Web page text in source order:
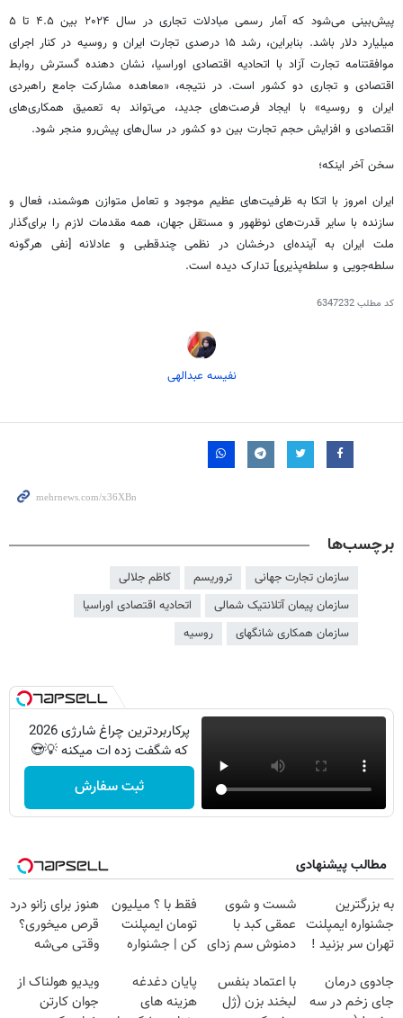
پیش‌بینی می‌شود که آمار رسمی مبادلات تجاری در سال ۲۰۲۴ بین ۴.۵ تا ۵
میلیارد دلار باشد. بنابراین، رشد ۱۵ درصدی تجارت ایران و روسیه در کنار اجرای
موافقتنامه تجارت آزاد با اتحادیه اقتصادی اوراسیا، نشان دهنده گسترش روابط
اقتصادی و تجاری دو کشور است. در نتیجه، «معاهده مشارکت جامع راهبردی
ایران و روسیه» با ایجاد فرصت‌های جدید، می‌تواند به تعمیق همکاری‌های
اقتصادی و افزایش حجم تجارت بین دو کشور در سال‌های پیش‌رو منجر شود.
سخن آخر اینکه؛
ایران امروز با اتکا به ظرفیت‌های عظیم موجود و تعامل متوازن هوشمند، فعال و
سازنده با سایر قدرت‌های نوظهور و مستقل جهان، همه مقدمات لازم را برای‌گذار
ملت ایران به آینده‌ای درخشان در نظمی چندقطبی و عادلانه [نفی هرگونه
سلطه‌جویی و سلطه‌پذیری] تدارک دیده است.
کد مطلب6347232
نفیسه عبدالهی
برچسب‌ها
سازمان تجارت جهانی تروریسم
کاظم جلالی
سازمان پیمان آتلانتیک شمالی
اتحادیه اقتصادی اوراسیا
سازمان همکاری شانگهای
روسیه
پرکاربردترین چراغ شارژی 2026
که شگفت زده ات میکنه 💡😍
ثبت سفارش
مطالب پیشنهادی
به بزرگترین
جشنواره ایمپلنت
تهران سر بزنید !
میلیون !
شست و شوی
عمقی کبد با
دمنوش سم زدای
فقط با ؟ میلیون
تومان ایمپلنت
کن | جشنواره
هنوز برای زانو درد
قرص میخوری؟
وقتی می‌شه
درمانش کرد؟؟؟؟
جادوی درمان
جای زخم در سه
با اعتماد بنفس
لبخند بزن (ژل
پایان دغدغه
هزینه های
ویدیو هولناک از
جوان کارتن